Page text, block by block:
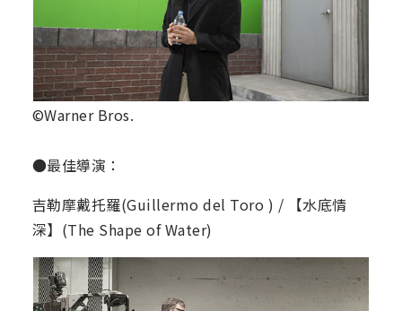
©Warner Bros.
●最佳導演：
吉勒摩戴托羅(Guillermo del Toro ) / 【水底情
深】(The Shape of Water)